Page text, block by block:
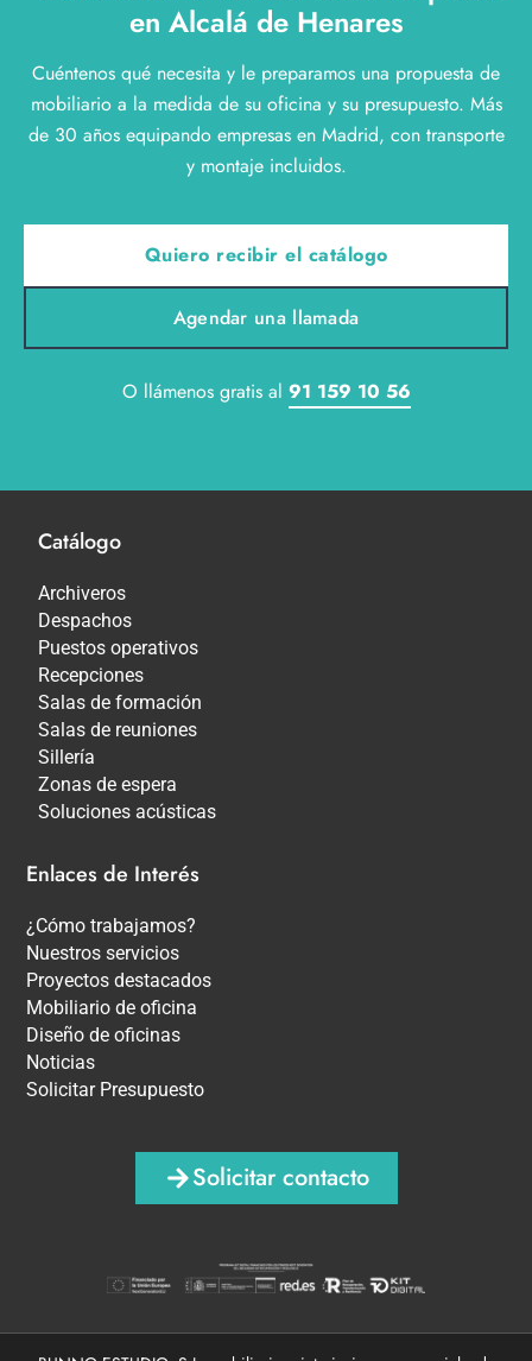
en Alcalá de Henares
Cuéntenos qué necesita y le preparamos una propuesta de
mobiliario a la medida de su oficina y su presupuesto. Más
de 30 años equipando empresas en Madrid, con transporte
y montaje incluidos.
Quiero recibir el catálogo
Agendar una llamada
O llámenos gratis al 91 159 10 56
Catálogo
Archiveros
Despachos
Puestos operativos
Recepciones
Salas de formación
Salas de reuniones
Sillería
Zonas de espera
Soluciones acústicas
Enlaces de Interés
¿Cómo trabajamos?
Nuestros servicios
Proyectos destacados
Mobiliario de oficina
Diseño de oficinas
Noticias
Solicitar Presupuesto
Solicitar contacto